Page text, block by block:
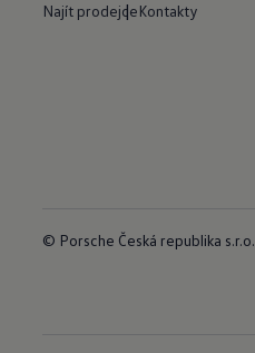
Najít prodejceKontakty
© Porsche Česká republika s.r.o.